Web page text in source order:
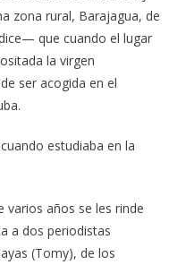
zona rural, Barajagua, de
que cuando el lugar
la virgen
ser acogida en el
estudiaba en la
varios años se les rinde
a dos periodistas
(Tomy), de los